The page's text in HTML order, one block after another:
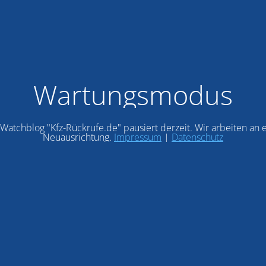
Wartungsmodus
"Kfz-Rückrufe.de" pausiert derzeit. Wir arbeiten an
Neuausrichtung. Impressum | Datenschutz